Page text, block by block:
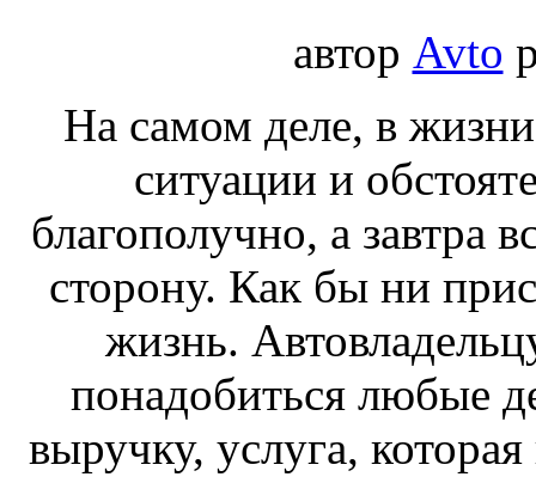
автор Avto
На самом деле, в
ситуации и
благополучно, а завтра
сторону. Как бы ни
жизнь.
понадобиться любые
выручку, услуга,